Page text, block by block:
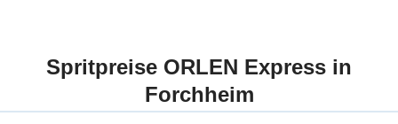
Spritpreise ORLEN Express in
Forchheim